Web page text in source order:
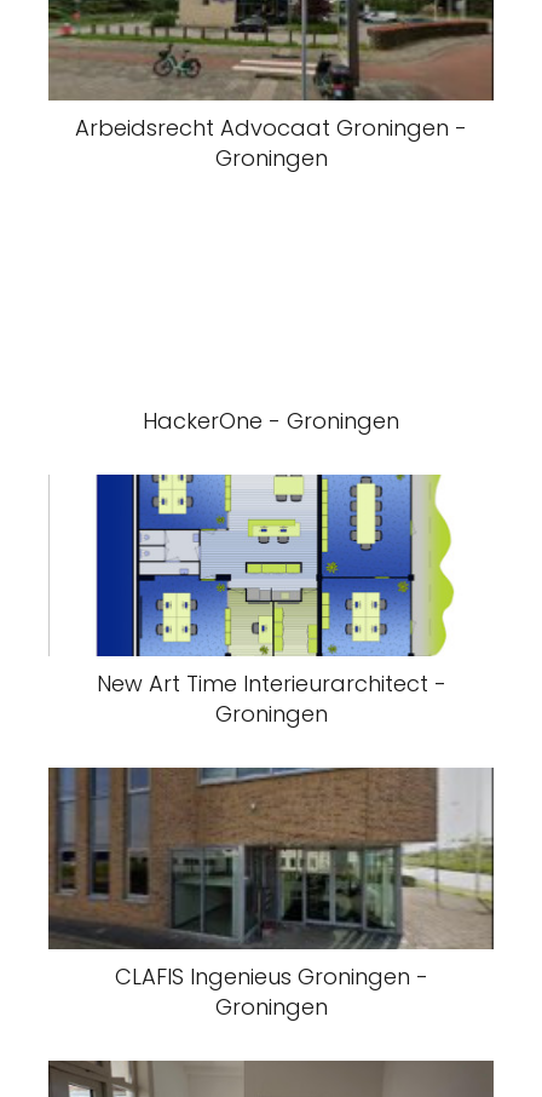
Arbeidsrecht Advocaat Groningen -
Groningen
HackerOne - Groningen
New Art Time Interieurarchitect -
Groningen
CLAFIS Ingenieus Groningen -
Groningen